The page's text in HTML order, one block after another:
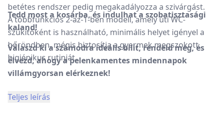
betétes rendszer pedig megakadályozza a szivárgást.
A többfunkciós 2-az-1-ben modell, amely úti WC-
szűkítőként is használható, minimális helyet igényel a
bőröndben, mégis biztosítja a gyermek megszokott,
higiénikus rutinját.
Tedd most a kosárba, és indulhat a szobatisztasági
kaland!
Válaszd ki a számodra ideálisbilit, rendeld meg, és
élvezd, ahogy a pelenkamentes mindennapok
villámgyorsan elérkeznek!
Teljes leírás